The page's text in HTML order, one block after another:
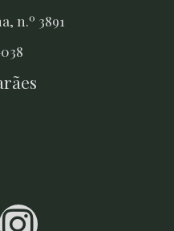
n.º 3891